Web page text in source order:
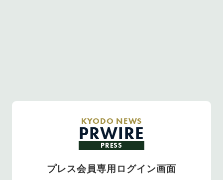
KYODO NEWS
PRWIRE
PRESS
プレス会員専用ログイン画面